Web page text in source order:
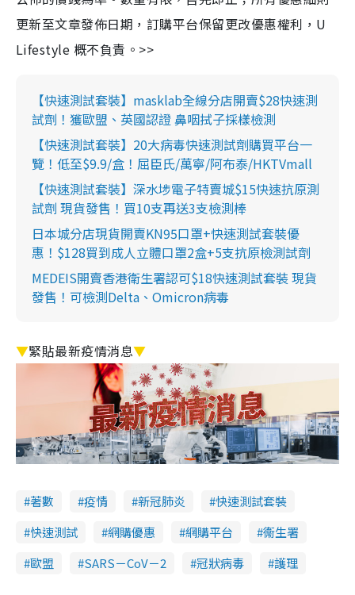
更新至文章發佈日期，訂購平台保留更改優惠權利，U
Lifestyle 概不負責。>>
【快速測試套裝】masklab全線分店開賣$28快速測
試劑！獲歐盟、英國認證 鼻咽拭子採樣檢測
【快速測試套裝】20大病毒快速測試劑購買平台一
覽！低至$9.9/盒！屈臣氏/萬寧/阿布泰/HKTVmall
【快速測試套裝】深水埗電子特賣城$15快速抗原測
試劑 現貨發售！買10支再送3支檢測棒
日本城分店現貨開賣KN95口罩+快速測試套裝優
惠！$128買到成人立體口罩2盒+5支抗原檢測試劑
MEDEIS開賣香港衛生署認可$18快速測試套裝 現貨
發售！可檢測Delta、Omicron病毒
▼緊貼最新疫情消息▼
著數 疫情 新冠肺炎
快速測試套裝
快速測試
網購優惠 網購平台
衞生署
歐盟
SARS－CoV－2 冠狀病毒 護理